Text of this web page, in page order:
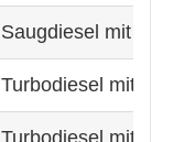
Saugdiesel mit
Turbodiesel mit
Turbodiesel mit